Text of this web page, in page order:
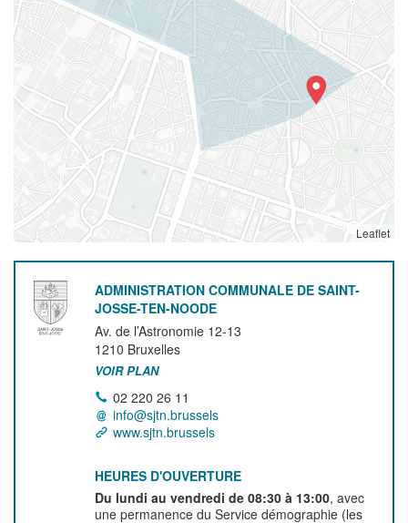
Leaflet
ADMINISTRATION COMMUNALE DE SAINT-
JOSSE-TEN-NOODE
Av. de l’Astronomie 12-13
1210 Bruxelles
VOIR PLAN
02 220 26 11
info@sjtn.brussels
www.sjtn.brussels
HEURES D'OUVERTURE
Du lundi au vendredi de 08:30 à 13:00, avec
une permanence du Service démographie (les